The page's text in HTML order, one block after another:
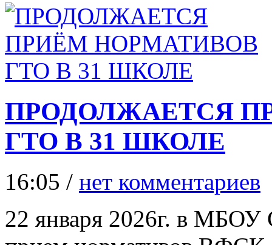
ПРОДОЛЖАЕТСЯ
ГТО В 31 ШКОЛЕ
16:05 / нет комментариев
22 января 2026г. в